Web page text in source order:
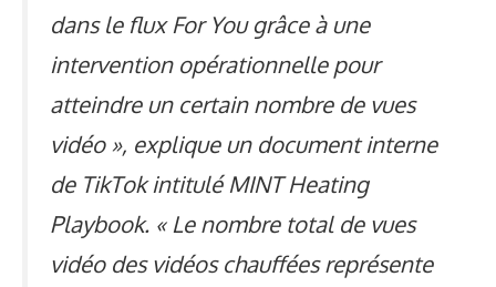
dans le flux For You grâce à une
intervention opérationnelle pour
atteindre un certain nombre de vues
vidéo », explique un document interne
de TikTok intitulé MINT Heating
Playbook. « Le nombre total de vues
vidéo des vidéos chauffées représente